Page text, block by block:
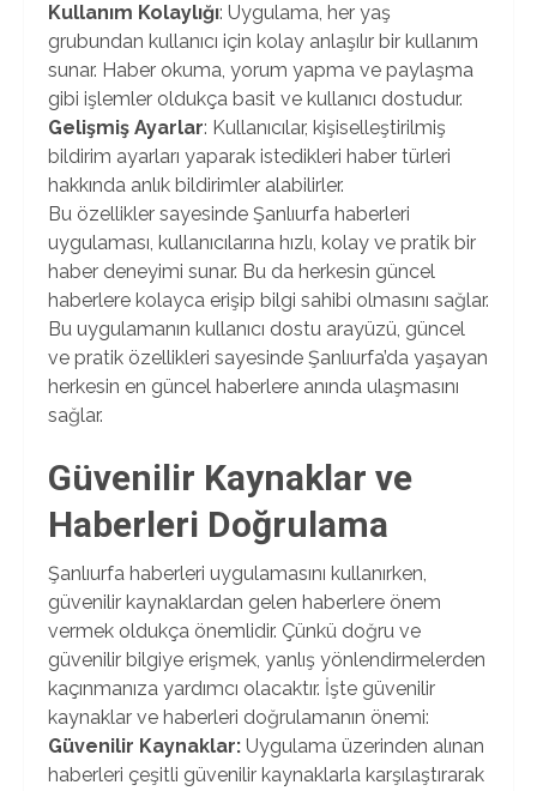
Kullanım Kolaylığı: Uygulama, her yaş
grubundan kullanıcı için kolay anlaşılır bir kullanım
sunar. Haber okuma, yorum yapma ve paylaşma
gibi işlemler oldukça basit ve kullanıcı dostudur.
Gelişmiş Ayarlar: Kullanıcılar, kişiselleştirilmiş
bildirim ayarları yaparak istedikleri haber türleri
hakkında anlık bildirimler alabilirler.
Bu özellikler sayesinde Şanlıurfa haberleri
uygulaması, kullanıcılarına hızlı, kolay ve pratik bir
haber deneyimi sunar. Bu da herkesin güncel
haberlere kolayca erişip bilgi sahibi olmasını sağlar.
Bu uygulamanın kullanıcı dostu arayüzü, güncel
ve pratik özellikleri sayesinde Şanlıurfa’da yaşayan
herkesin en güncel haberlere anında ulaşmasını
sağlar.
Güvenilir Kaynaklar ve
Haberleri Doğrulama
Şanlıurfa haberleri uygulamasını kullanırken,
güvenilir kaynaklardan gelen haberlere önem
vermek oldukça önemlidir. Çünkü doğru ve
güvenilir bilgiye erişmek, yanlış yönlendirmelerden
kaçınmanıza yardımcı olacaktır. İşte güvenilir
kaynaklar ve haberleri doğrulamanın önemi:
Güvenilir Kaynaklar: Uygulama üzerinden alınan
haberleri çeşitli güvenilir kaynaklarla karşılaştırarak